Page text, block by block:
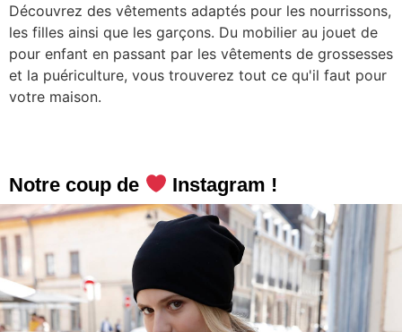
Découvrez des vêtements adaptés pour les nourrissons,
les filles ainsi que les garçons. Du mobilier au jouet de
pour enfant en passant par les vêtements de grossesses
et la puériculture, vous trouverez tout ce qu'il faut pour
votre maison.
Notre coup de Instagram !